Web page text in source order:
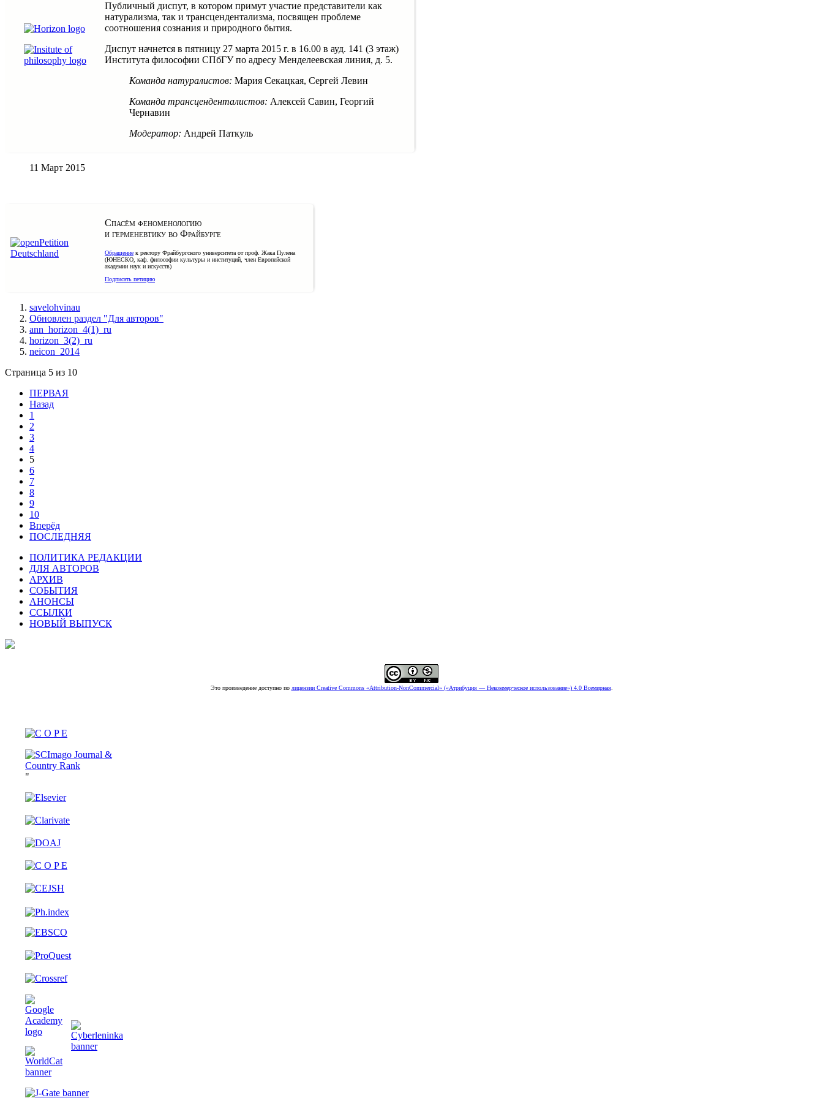
Публичный диспут, в котором примут участие представители как
натурализма, так и трансцендентализма, посвящен проблеме
соотношения сознания и природного бытия.
Диспут начнется в пятницу 27 марта 2015 г. в 16.00 в ауд. 141 (3 этаж)
Института философии СПбГУ по адресу Менделеевская линия, д. 5.
Команда натуралистов: Мария Секацкая, Сергей Левин
Команда трансценденталистов: Алексей Савин, Георгий
Чернавин
Модератор: Андрей Паткуль
11 Март 2015
Спасём феноменологию
и герменевтику во Фрайбурге
Обращение к ректору Фрайбургского университета от проф. Жака Пулена
(ЮНЕСКО, каф. философии культуры и институций, член Европейской
академии наук и искусств)
Подписать петицию
savelohvinau
Обновлен раздел "Для авторов"
ann_horizon_4(1)_ru
horizon_3(2)_ru
neicon_2014
Страница 5 из 10
ПЕРВАЯ
Назад
1
2
3
4
5
6
7
8
9
10
Вперёд
ПОСЛЕДНЯЯ
ПОЛИТИКА РЕДАКЦИИ
ДЛЯ АВТОРОВ
АРХИВ
СОБЫТИЯ
АНОНСЫ
ССЫЛКИ
НОВЫЙ ВЫПУСК
Это произведение доступно по лицензии Creative Commons «Attribution-NonCommercial» («Атрибуция — Некоммерческое использование») 4.0 Всемирная.
"